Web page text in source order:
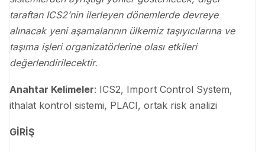
taraftan ICS2’nin ilerleyen dönemlerde devreye
alınacak yeni aşamalarının ülkemiz taşıyıcılarına ve
taşıma işleri organizatörlerine olası etkileri
değerlendirilecektir.
Anahtar Kelimeler: ICS2, Import Control System,
ithalat kontrol sistemi, PLACI, ortak risk analizi
GİRİŞ